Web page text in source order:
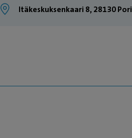
Itäkeskuksenkaari 8, 28130 Pori